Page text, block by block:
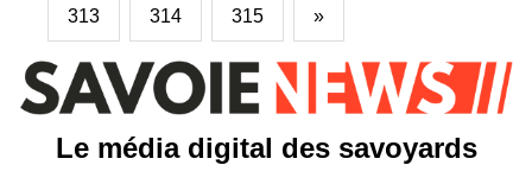
313 314 315 »
Le média digital des savoyards